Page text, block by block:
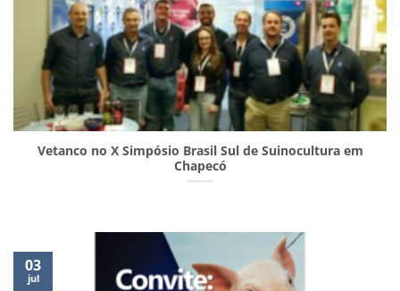
Vetanco no X Simpósio Brasil Sul de Suinocultura em
Chapecó
03
jul